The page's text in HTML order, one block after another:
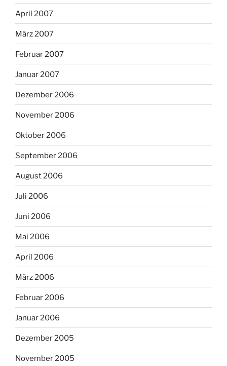
April 2007
März 2007
Februar 2007
Januar 2007
Dezember 2006
November 2006
Oktober 2006
September 2006
August 2006
Juli 2006
Juni 2006
Mai 2006
April 2006
März 2006
Februar 2006
Januar 2006
Dezember 2005
November 2005